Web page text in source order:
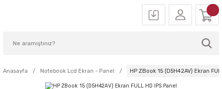
Anasayfa Notebook Lcd Ekran - Panel HP ZBook 15 (D5H42AV) Ekran